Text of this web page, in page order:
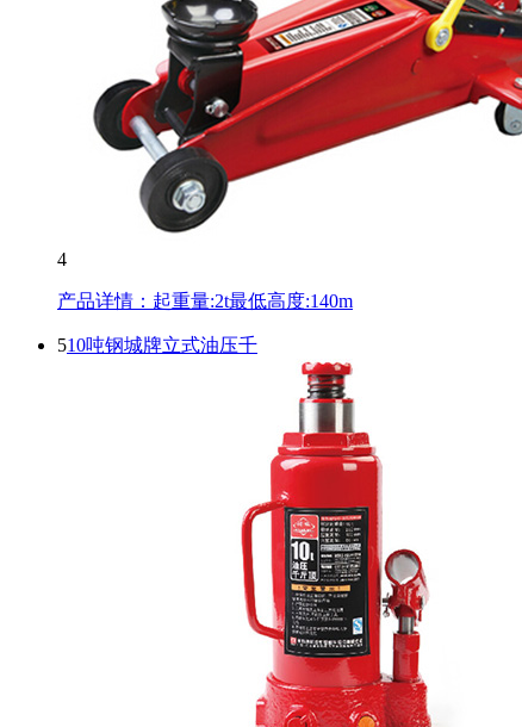
4
产品详情：起重量:2t最低高度:140m
510吨钢城牌立式油压千